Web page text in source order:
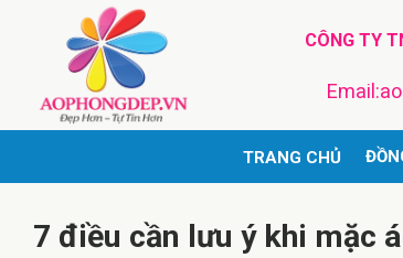
CÔNG TY
TRANG CHỦ
7 điều cần lưu ý khi mặc